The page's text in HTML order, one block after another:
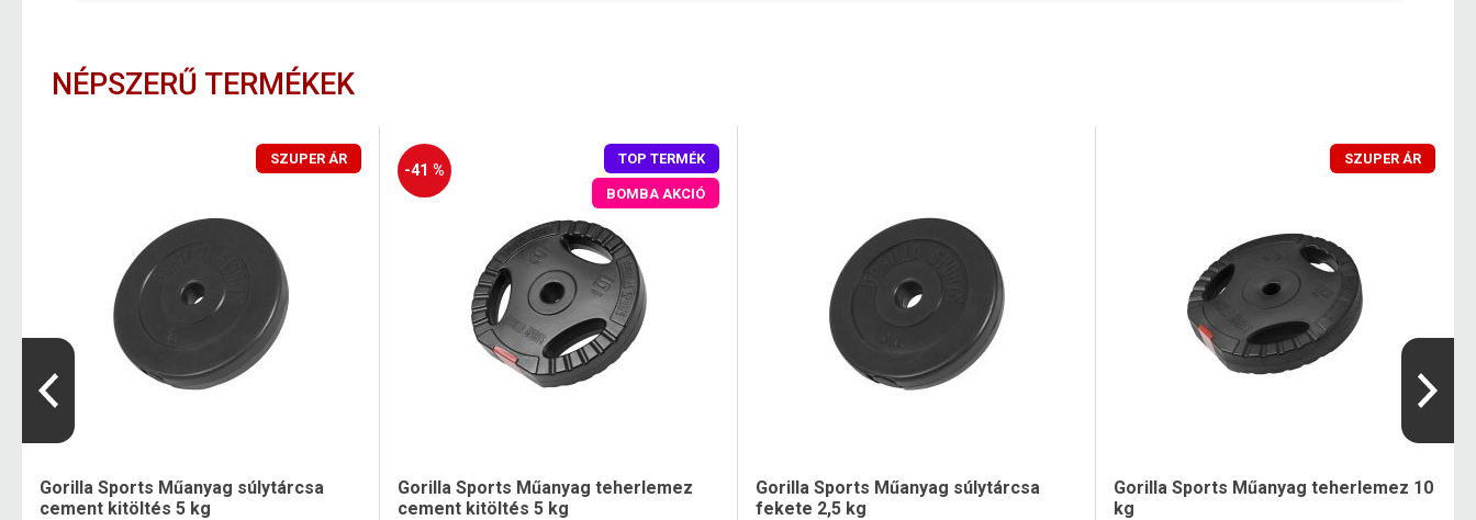
NÉPSZERŰ TERMÉKEK
SZUPER ÁR
Gorilla Sports Műanyag súlytárcsa
cement kitöltés 5 kg
-41 %
TOP TERMÉK
BOMBA AKCIÓ
Gorilla Sports Műanyag teherlemez
cement kitöltés 5 kg
Gorilla Sports Műanyag súlytárcsa
fekete 2,5 kg
SZUPER ÁR
Gorilla Sports Műanyag teherlemez 10
kg